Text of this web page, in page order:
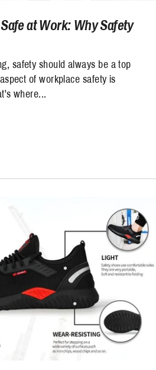
at Work: Why Safety
safety should always be a top
of workplace safety is
where...
și economisește!